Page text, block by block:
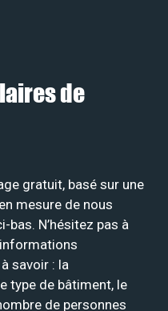
de
gratuit, basé sur une
mesure de nous
N’hésitez pas à
savoir : la
type de bâtiment, le
de personnes